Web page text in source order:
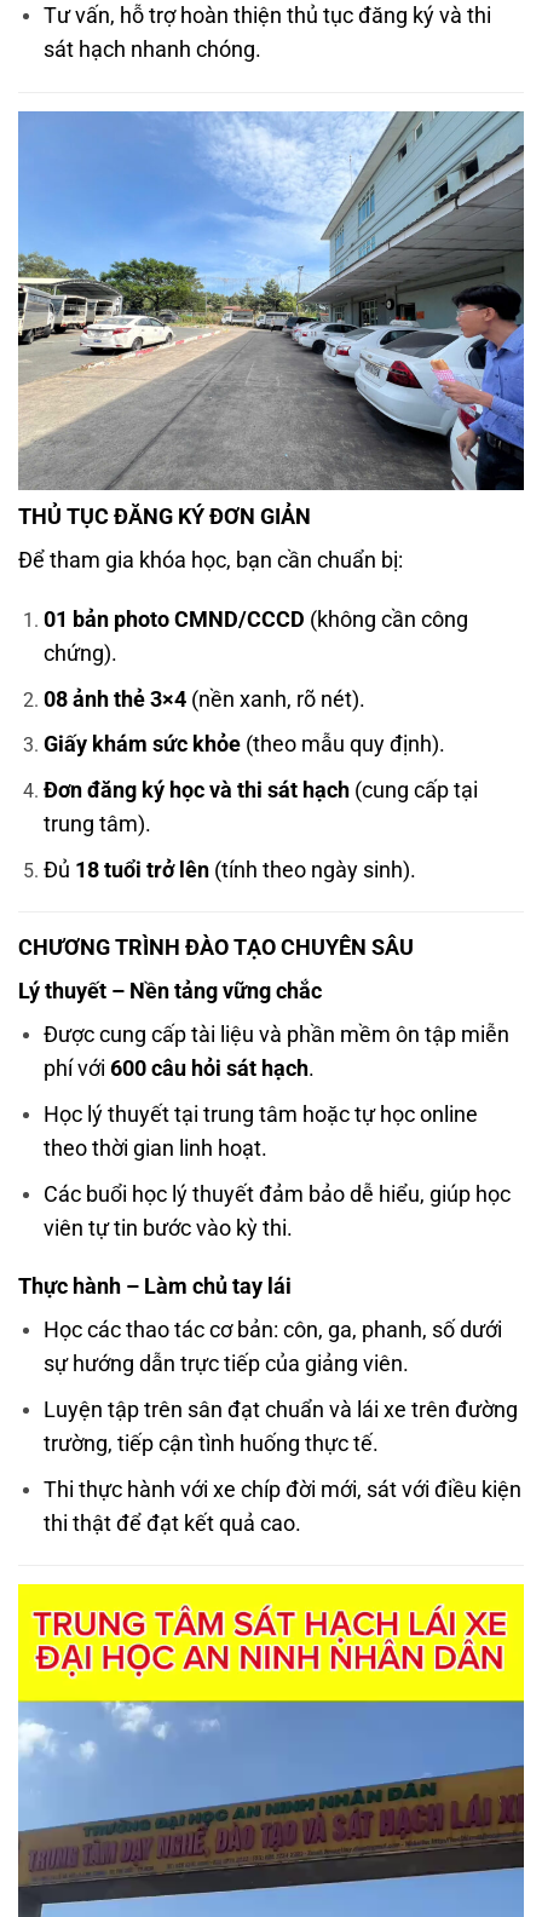
Tư vấn, hỗ trợ hoàn thiện thủ tục đăng ký và thi
sát hạch nhanh chóng.
THỦ TỤC ĐĂNG KÝ ĐƠN GIẢN
Để tham gia khóa học, bạn cần chuẩn bị:
01 bản photo CMND/CCCD (không cần công
chứng).
08 ảnh thẻ 3×4(nền xanh, rõ nét).
Giấy khám sức khỏe(theo mẫu quy định).
Đơn đăng ký học và thi sát hạch(cung cấp tại
trung tâm).
Đủ 18 tuổi trở lên(tính theo ngày sinh).
CHƯƠNG TRÌNH ĐÀO TẠO CHUYÊN SÂU
Lý thuyết – Nền tảng vững chắc
Được cung cấp tài liệu và phần mềm ôn tập miễn
phí với 600 câu hỏi sát hạch.
Học lý thuyết tại trung tâm hoặc tự học online
theo thời gian linh hoạt.
Các buổi học lý thuyết đảm bảo dễ hiểu, giúp học
viên tự tin bước vào kỳ thi.
Thực hành – Làm chủ tay lái
Học các thao tác cơ bản: côn, ga, phanh, số dưới
sự hướng dẫn trực tiếp của giảng viên.
Luyện tập trên sân đạt chuẩn và lái xe trên đường
trường, tiếp cận tình huống thực tế.
Thi thực hành với xe chíp đời mới, sát với điều kiện
thi thật để đạt kết quả cao.
Video